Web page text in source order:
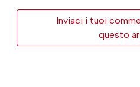
Inviaci i tuoi
questo